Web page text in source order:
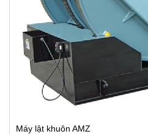
Máy lật khuôn AMZ